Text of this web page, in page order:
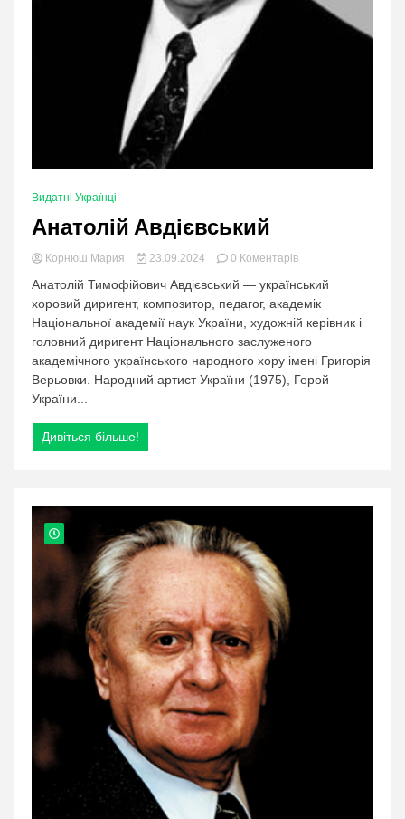
Видатні Українці
Анатолій Авдієвський
Корнюш Мария 23.09.2024 0 Коментарівв
Анатолій
Авдієвський
Анатолій Тимофійович Авдієвський — український
хоровий диригент, композитор, педагог, академік
Національної академії наук України, художній керівник і
головний диригент Національного заслуженого
академічного українського народного хору імені Григорія
Верьовки. Народний артист України (1975), Герой
України...
Дивіться більше!